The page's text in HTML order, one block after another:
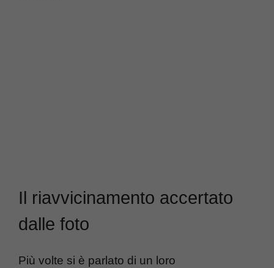
Il riavvicinamento accertato
dalle foto
Più volte si è parlato di un loro